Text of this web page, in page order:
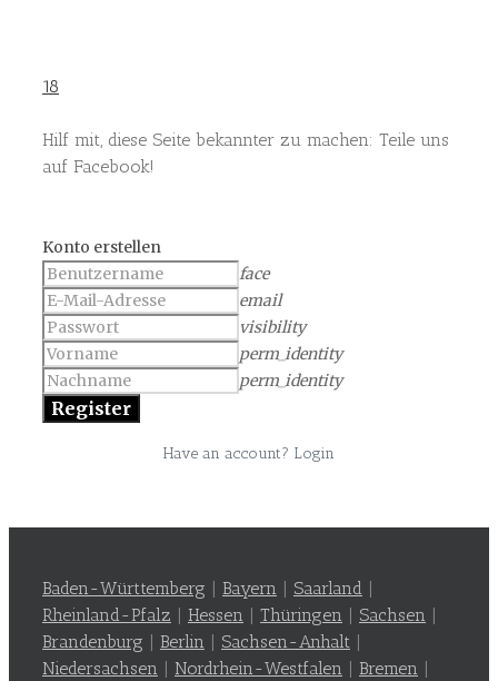
18
Hilf mit, diese Seite bekannter zu machen: Teile uns
auf Facebook!
Konto erstellen
face
email
visibility
perm_identity
perm_identity
Have an account? Login
Baden-Württemberg | Bayern | Saarland |
Rheinland-Pfalz | Hessen | Thüringen | Sachsen |
Brandenburg | Berlin | Sachsen-Anhalt |
Niedersachsen | Nordrhein-Westfalen | Bremen |